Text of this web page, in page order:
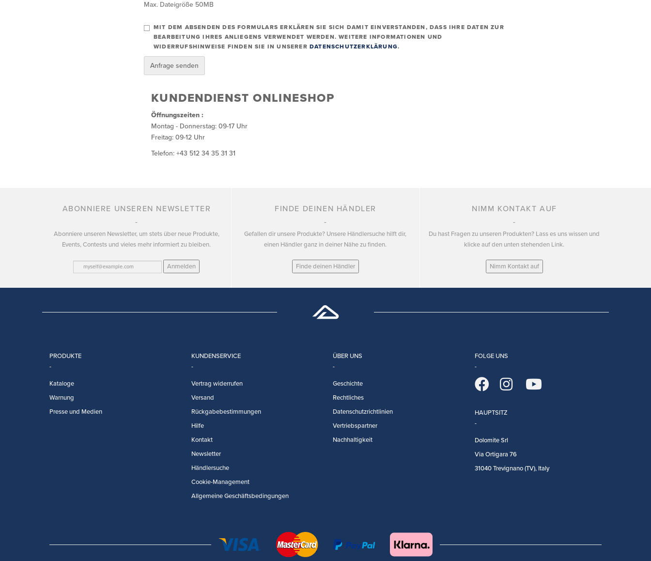
Max. Dateigröße 50MB
MIT DEM ABSENDEN DES FORMULARS ERKLÄREN SIE SICH DAMIT EINVERSTANDEN, DASS IHRE DATEN ZUR
BEARBEITUNG IHRES ANLIEGENS VERWENDET WERDEN. WEITERE INFORMATIONEN UND
WIDERRUFSHINWEISE FINDEN SIE IN UNSERERDATENSCHUTZERKLÄRUNG.
Anfrage senden
KUNDENDIENST ONLINESHOP
Öffnungszeiten :
Montag - Donnerstag: 09-17 Uhr
Freitag: 09-12 Uhr
Telefon: +43 512 34 35 31 31
ABONNIERE UNSEREN NEWSLETTER
Abonniere unseren Newsletter, um stets über neue Produkte,
Events, Contests und vieles mehr informiert zu bleiben.
Anmelden
FINDE DEINEN HÄNDLER
Gefallen dir unsere Produkte? Unsere Händlersuche hilft dir,
einen Händler ganz in deiner Nähe zu finden.
Finde deinen Händler
NIMM KONTAKT AUF
Du hast Fragen zu unseren Produkten? Lass es uns wissen und
klicke auf den unten stehenden Link.
Nimm Kontakt auf
PRODUKTE
Kataloge
Warnung
Presse und Medien
KUNDENSERVICE
Vertrag widerrufen
Versand
Rückgabebestimmungen
Hilfe
Kontakt
Newsletter
Händlersuche
Cookie-Management
Allgemeine Geschäftsbedingungen
ÜBER UNS
Geschichte
Rechtliches
Datenschutzrichtlinien
Vertriebspartner
Nachhaltigkeit
FOLGE UNS
HAUPTSITZ
Dolomite Srl
Via Ortigara 76
31040 Trevignano (TV), Italy